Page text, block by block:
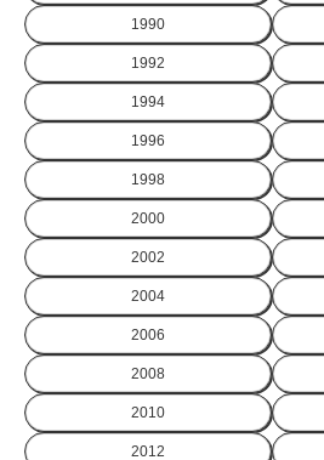
1990
1992
1994
1996
1998
2000
2002
2004
2006
2008
2010
2012